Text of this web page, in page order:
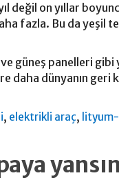
değil on yıllar
fazla. Bu da yeşil
güneş panelleri
daha dünyanın geri
, elektrikli araç,